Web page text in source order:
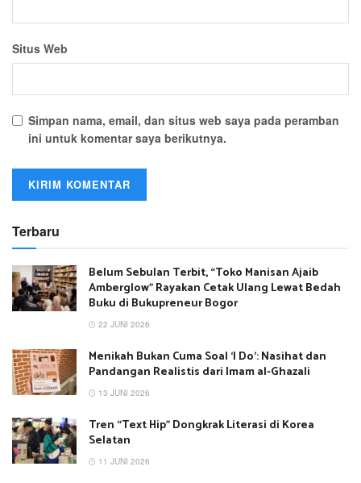
Situs Web
Simpan nama, email, dan situs web saya pada peramban
ini untuk komentar saya berikutnya.
Terbaru
Belum Sebulan Terbit, “Toko Manisan Ajaib
Amberglow” Rayakan Cetak Ulang Lewat Bedah
Buku di Bukupreneur Bogor
22 JUNI 2026
Menikah Bukan Cuma Soal ‘I Do’: Nasihat dan
Pandangan Realistis dari Imam al-Ghazali
13 JUNI 2026
Tren “Text Hip” Dongkrak Literasi di Korea
Selatan
11 JUNI 2026